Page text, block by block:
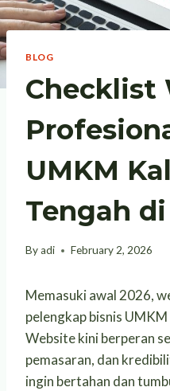
BLOG
Checklist
UMKM
Tengah
Byadi February 2, 2026
Memasuki awal 2026,
pelengkap bisnis
Website kini berperan
pemasaran, dan
ingin bertahan dan